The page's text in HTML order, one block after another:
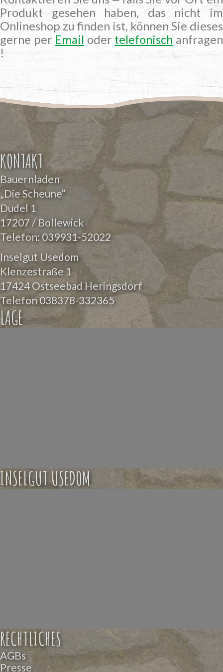
Produkt gesehen haben, das nicht im
Onlineshop zu finden ist, können Sie dieses
gerne per Email oder telefonisch anfragen
!
KONTAKT
Bauernladen
„Die Scheune“
Dudel 1
17207 / Bollewick
Telefon:039931-52022
Inselgut Usedom
Klenzestraße 1
17424 Ostseebad Heringsdorf
Telefon038378-332365
LAGE
INSELGUT USEDOM
RECHTLICHES
AGBs
Presse